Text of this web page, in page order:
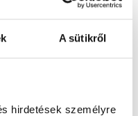
A sütikről
hirdetések személyre
oklevéllel rendelkező
szakképesítés
teljes
utána pedig a
bármely szakorvos